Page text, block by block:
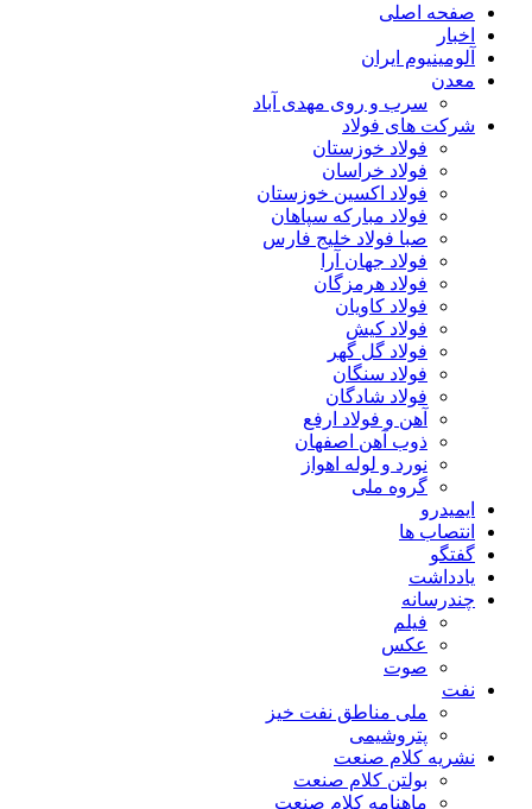
صفحه اصلی
اخبار
آلومینیوم ایران
معدن
سرب و روی مهدی آباد
شرکت های فولاد
فولاد خوزستان
فولاد خراسان
فولاد اکسین خوزستان
فولاد مبارکه سپاهان
صبا فولاد خلیج فارس
فولاد جهان آرا
فولاد هرمزگان
فولاد کاویان
فولاد کیش
فولاد گل گهر
فولاد سنگان
فولاد شادگان
آهن و فولاد ارفع
ذوب آهن اصفهان
نورد و لوله اهواز
گروه ملی
ایمیدرو
انتصاب ها
گفتگو
یادداشت
چندرسانه
فیلم
عکس
صوت
نفت
ملی مناطق نفت خیز
پتروشیمی
نشریه کلام صنعت
بولتن کلام صنعت
ماهنامه کلام صنعت